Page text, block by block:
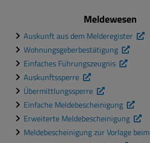
Meldewesen
Auskunft aus dem Melderegister
Wohnungsgeberbestätigung
Einfaches Führungszeugnis
Auskunftssperre
Übermittlungssperre
Einfache Meldebescheinigung
Erweiterte Meldebescheinigung
Meldebescheinigung zur Vorlage beim